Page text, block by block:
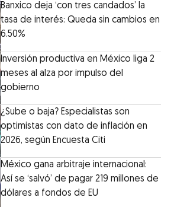
Banxico deja ‘con tres candados’ la
tasa de interés: Queda sin cambios en
6.50%
Inversión productiva en México liga 2
meses al alza por impulso del
gobierno
¿Sube o baja? Especialistas son
optimistas con dato de inflación en
2026, según Encuesta Citi
México gana arbitraje internacional:
Así se ‘salvó’ de pagar 219 millones de
dólares a fondos de EU